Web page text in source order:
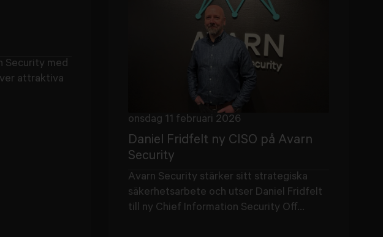
Security med
attraktiva
onsdag 11 februari 2026
Daniel Fridfelt ny CISO på Avarn
Security
Avarn Security stärker sitt strategiska
säkerhetsarbete och utser Daniel Fridfelt
till ny Chief Information Security Off...